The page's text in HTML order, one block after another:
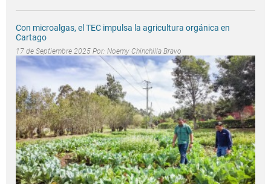
Con microalgas, el TEC impulsa la agricultura orgánica en
Cartago
17 de Septiembre 2025 Por: Noemy Chinchilla Bravo